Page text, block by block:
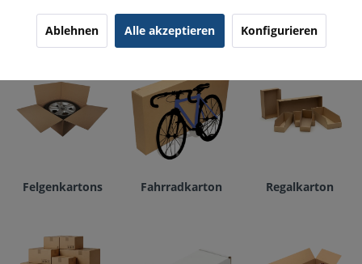
Spezialkartons
Felgenkartons Fahrradkarton Regalkarton
Ablehnen Alle akzeptieren Konfigurieren